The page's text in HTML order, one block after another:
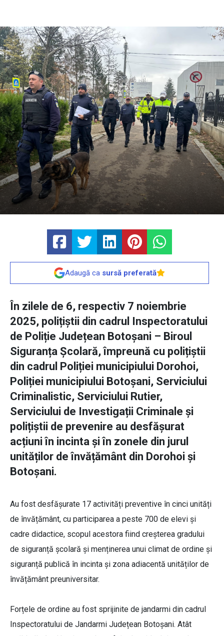
Adaugă ca sursă preferată
În zilele de 6, respectiv 7 noiembrie
2025, polițiștii din cadrul Inspectoratului
de Poliție Județean Botoșani – Biroul
Siguranța Școlară, împreună cu polițiștii
din cadrul Poliției municipiului Dorohoi,
Poliției municipiului Botoșani, Serviciului
Criminalistic, Serviciului Rutier,
Serviciului de Investigații Criminale și
polițiștii de prevenire au desfășurat
acțiuni în incinta și în zonele din jurul
unităților de învățământ din Dorohoi și
Botoșani.
Au fost desfășurate 17 activități preventive în cinci unități
de învățământ, cu participarea a peste 700 de elevi și
cadre didactice, scopul acestora fiind creșterea gradului
de siguranță școlară și menținerea unui climat de ordine și
siguranță publică în incinta și zona adiacentă unităților de
învățământ preuniversitar.
Forțele de ordine au fost sprijinite de jandarmi din cadrul
Inspectoratului de Jandarmi Județean Botoșani. Atât